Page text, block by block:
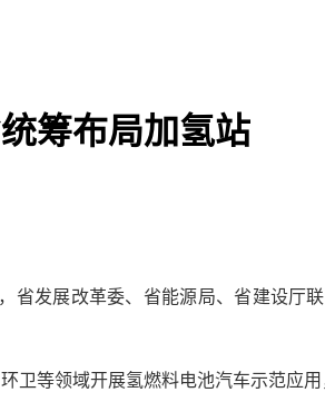
筹布局加氢站
发展改革委、省能源局、省建设厅
等领域开展氢燃料电池汽车示范应用